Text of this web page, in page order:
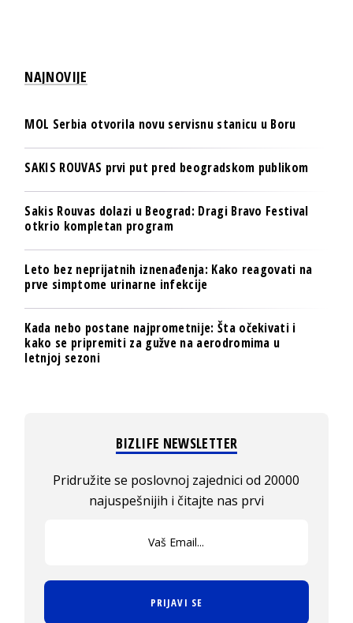
NAJNOVIJE
MOL Serbia otvorila novu servisnu stanicu u Boru
SAKIS ROUVAS prvi put pred beogradskom publikom
Sakis Rouvas dolazi u Beograd: Dragi Bravo Festival
otkrio kompletan program
Leto bez neprijatnih iznenađenja: Kako reagovati na
prve simptome urinarne infekcije
Kada nebo postane najprometnije: Šta očekivati i
kako se pripremiti za gužve na aerodromima u
letnjoj sezoni
BIZLIFE NEWSLETTER
Pridružite se poslovnoj zajednici od 20000
najuspešnijih i čitajte nas prvi
PRIJAVI SE